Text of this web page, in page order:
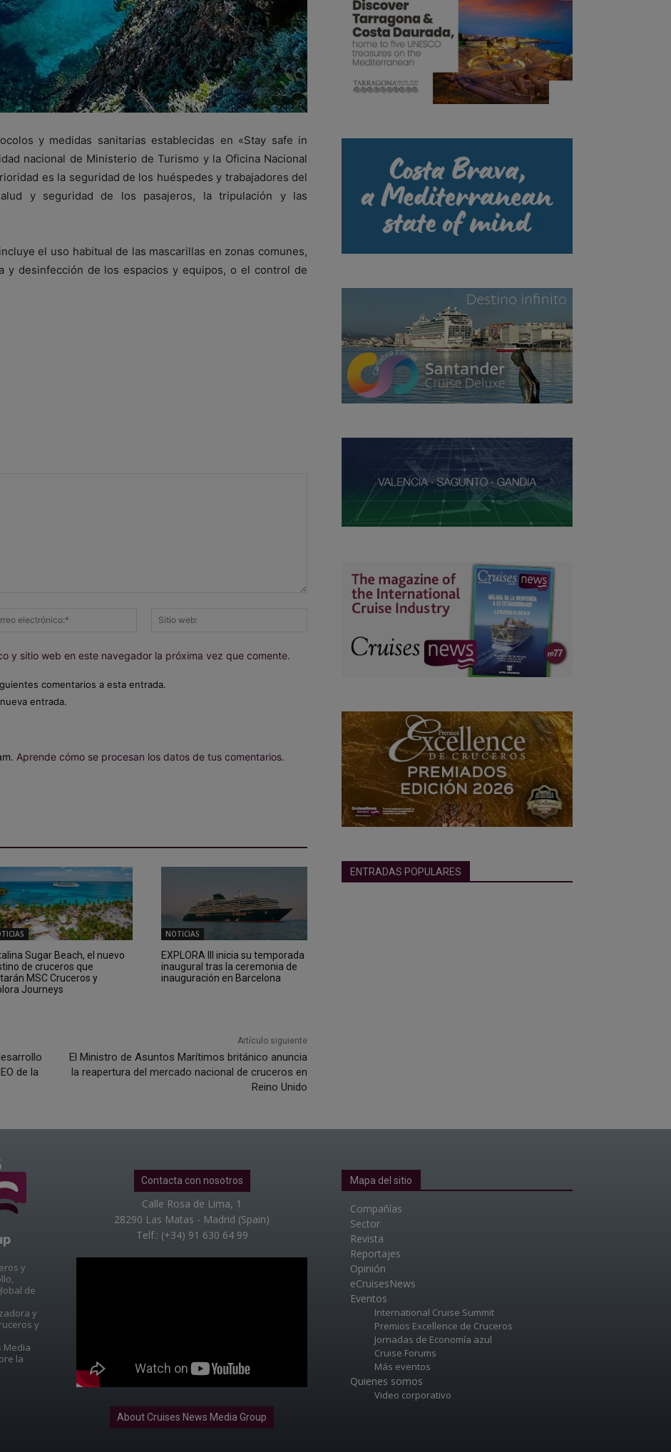
y medidas sanitarias establecidas en «Stay safe in
nacional de Ministerio de Turismo y la Oficina Nacional
es la seguridad de los huéspedes y trabajadores del
y seguridad de los pasajeros, la tripulación y las
el uso habitual de las mascarillas en zonas comunes,
y desinfección de los espacios y equipos, o el control de
Correo
y sitio web en este navegador la próxima vez que comente.
comentarios a esta entrada.
entrada.
Aprende cómo se procesan los datos de tus comentarios.
Sugar Beach, el nuevo
de cruceros que
MSC Cruceros y
Journeys
NOTICIAS
EXPLORA III inicia su temporada
inaugural tras la ceremonia de
inauguración en Barcelona
de la
Artículo siguiente
El Ministro de Asuntos Marítimos británico anuncia
la reapertura del mercado nacional de cruceros en
Reino Unido
ENTRADAS POPULARES
y
de
y
y
Media
la
Contacta con nosotros
Calle Rosa de Lima, 1
28290 Las Matas - Madrid (Spain)
Telf.: (+34) 91 630 64 99
About Cruises News Media Group
Mapa del sitio
Compañías
Sector
Revista
Reportajes
Opinión
eCruisesNews
Eventos
International Cruise Summit
Premios Excellence de Cruceros
Jornadas de Economía azul
Cruise Forums
Más eventos
Quienes somos
Video corporativo